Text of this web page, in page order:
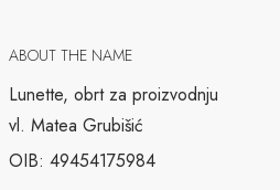
ABOUT THE NAME
Lunette, obrt za proizvodnju
vl. Matea Grubišić
OIB: 49454175984